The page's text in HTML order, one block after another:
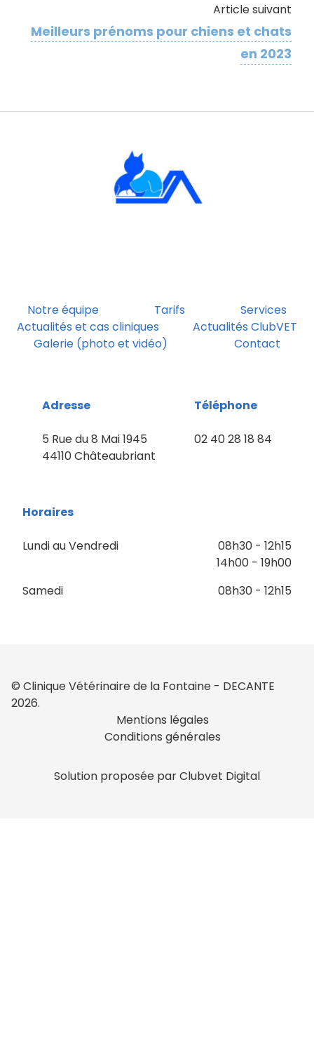
Article suivant
Meilleurs prénoms pour chiens et chats
en 2023
Notre équipe Tarifs
Services
Actualités et cas cliniques
Actualités ClubVET
Galerie (photo et vidéo)
Contact
Adresse
5 Rue du 8 Mai 1945
44110 Châteaubriant
Téléphone
02 40 28 18 84
Horaires
Lundi au Vendredi
08h30 - 12h15
14h00 - 19h00
Samedi
08h30 - 12h15
© Clinique Vétérinaire de la Fontaine - DECANTE
2026.
Mentions légales
Conditions générales
Solution proposée par Clubvet Digital